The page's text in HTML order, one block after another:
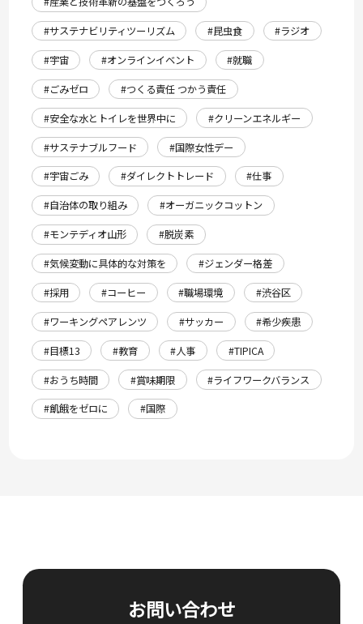
#サステナビリティツーリズム
#昆虫食
#ラジオ
#宇宙
#オンラインイベント
#就職
#ごみゼロ
#つくる責任 つかう責任
#安全な水とトイレを世界中に
#クリーンエネルギー
#サステナブルフード
#国際女性デー
#宇宙ごみ
#ダイレクトトレード
#仕事
#自治体の取り組み
#オーガニックコットン
#モンテディオ山形
#脱炭素
#気候変動に具体的な対策を
#ジェンダー格差
#採用
#コーヒー #職場環境
#渋谷区
#ワーキングペアレンツ
#サッカー
#希少疾患
#目標13
#教育 #人事
#TIPICA
#おうち時間
#賞味期限
#ライフワークバランス
#飢餓をゼロに
#国際
お問い合わせ